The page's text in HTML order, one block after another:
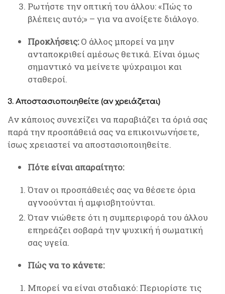
Ρωτήστε την οπτική του άλλου: «Πώς το
βλέπεις αυτό;» – για να ανοίξετε διάλογο.
Προκλήσεις:Ο άλλος μπορεί να μην
ανταποκριθεί αμέσως θετικά. Είναι όμως
σημαντικό να μείνετε ψύχραιμοι και
σταθεροί.
3. Αποστασιοποιηθείτε (αν χρειάζεται)
Αν κάποιος συνεχίζει να παραβιάζει τα όριά σας
παρά την προσπάθειά σας να επικοινωνήσετε,
ίσως χρειαστεί να αποστασιοποιηθείτε.
Πότε είναι απαραίτητο:
Όταν οι προσπάθειές σας να θέσετε όρια
αγνοούνται ή αμφισβητούνται.
Όταν νιώθετε ότι η συμπεριφορά του άλλου
επηρεάζει σοβαρά την ψυχική ή σωματική
σας υγεία.
Πώς να το κάνετε:
Μπορεί να είναι σταδιακό: Περιορίστε τις